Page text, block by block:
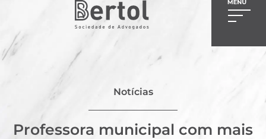
Notícias
Professora municipal com mais